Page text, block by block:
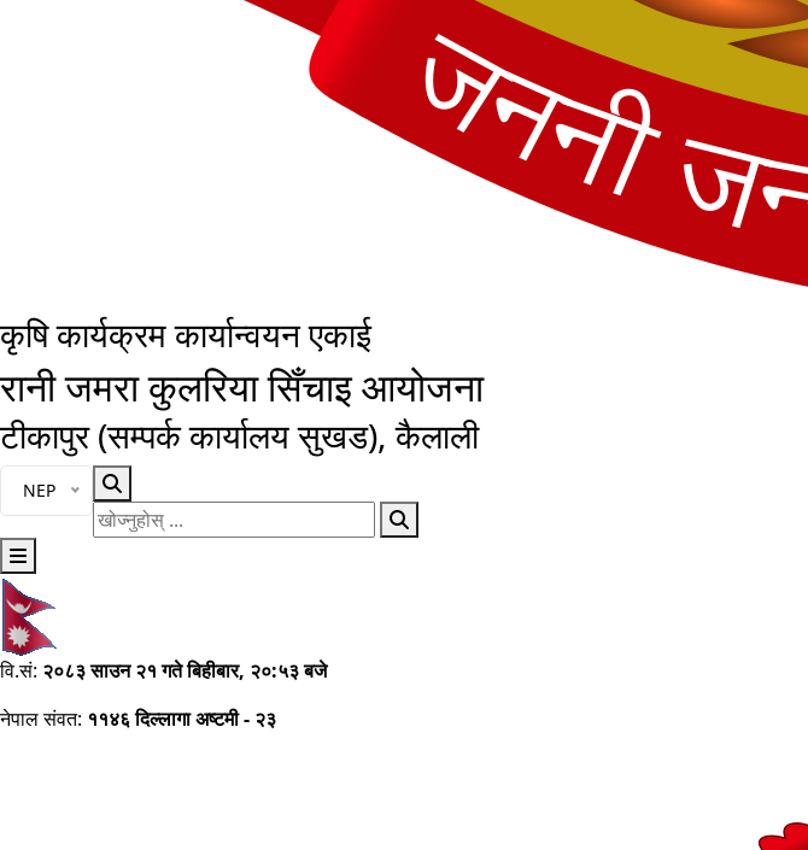
कृषि कार्यक्रम कार्यान्वयन एकाई
रानी जमरा कुलरिया सिँचाइ आयोजना
टीकापुर (सम्पर्क कार्यालय सुखड), कैलाली
भाषा चयन गर्नुहोस्
NEP
खोज्नुहोस्
वि.सं: २०८३ साउन २१ गते बिहीबार, २०:५३ बजे
नेपाल संवत: ११४६ दिल्लागा अष्टमी - २३